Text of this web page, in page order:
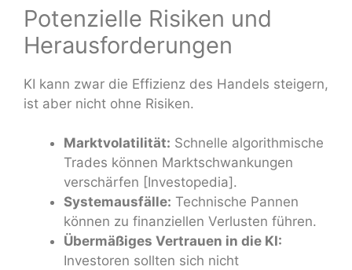
Potenzielle Risiken und
Herausforderungen
KI kann zwar die Effizienz des Handels steigern,
ist aber nicht ohne Risiken.
Marktvolatilität: Schnelle algorithmische
Trades können Marktschwankungen
verschärfen [Investopedia].
Systemausfälle: Technische Pannen
können zu finanziellen Verlusten führen.
Übermäßiges Vertrauen in die KI:
Investoren sollten sich nicht